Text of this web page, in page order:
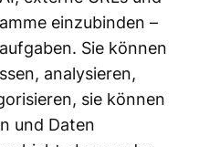
einzubinden –
Sie können
analysieren,
sie können
und Daten